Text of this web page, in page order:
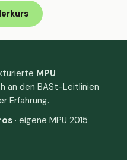
MPU
an den BASt-Leitlinien
Erfahrung.
· eigene MPU 2015